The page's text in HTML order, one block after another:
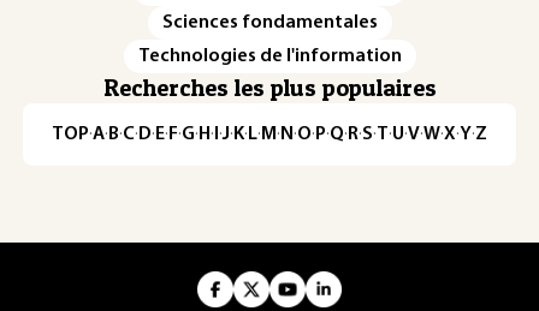
Sciences fondamentales
Technologies de l'information
Recherches les plus populaires
TOP·A·B·C· D· E· F·G· H · ·J· K· L· M · N ·O· P·Q· R·S·T·U·V·W·X·Y·Z